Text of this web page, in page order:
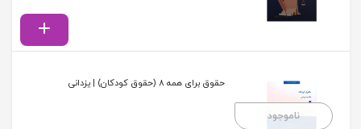
ناموجود
حقوق برای همه 8 (حقوق کودکان) | یزدانی